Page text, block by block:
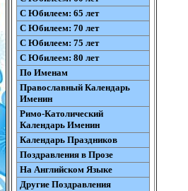
С Юбилеем: 65 лет
С Юбилеем: 70 лет
С Юбилеем: 75 лет
С Юбилеем: 80 лет
По Именам
Православный Календарь
Именин
Римо-Католический
Календарь Именин
Календарь Праздников
Поздравления в Прозе
На Английском Языке
Другие Поздравления